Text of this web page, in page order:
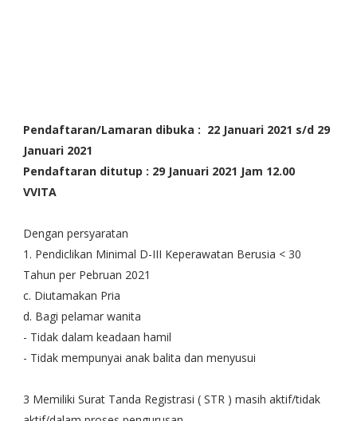
Pendaftaran/Lamaran dibuka : 22 Januari 2021 s/d 29
Januari 2021
Pendaftaran ditutup : 29 Januari 2021 Jam 12.00
VVITA
Dengan persyaratan
1. Pendiclikan Minimal D-III Keperawatan Berusia < 30
Tahun per Pebruan 2021
c. Diutamakan Pria
d. Bagi pelamar wanita
- Tidak dalam keadaan hamil
- Tidak mempunyai anak balita dan menyusui
3 Memiliki Surat Tanda Registrasi ( STR ) masih aktif/tidak